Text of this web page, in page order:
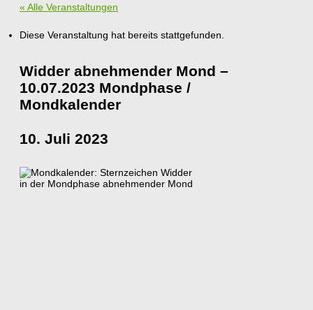
« Alle Veranstaltungen
Diese Veranstaltung hat bereits stattgefunden.
Widder abnehmender Mond –
10.07.2023 Mondphase /
Mondkalender
10. Juli 2023